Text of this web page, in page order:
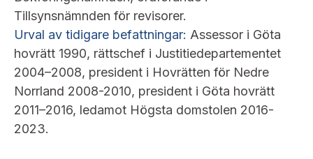
Tillsynsnämnden för revisorer.
Urval av tidigare befattningar: Assessor i Göta
hovrätt 1990, rättschef i Justitiedepartementet
2004–2008, president i Hovrätten för Nedre
Norrland 2008-2010, president i Göta hovrätt
2011–2016, ledamot Högsta domstolen 2016-
2023.